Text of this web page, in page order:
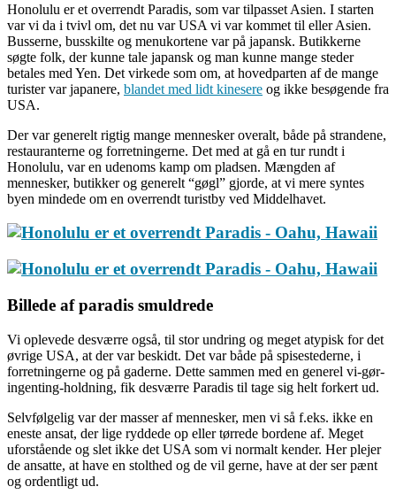
Honolulu er et overrendt Paradis, som var tilpasset Asien. I starten
var vi da i tvivl om, det nu var USA vi var kommet til eller Asien.
Busserne, busskilte og menukortene var på japansk. Butikkerne
søgte folk, der kunne tale japansk og man kunne mange steder
betales med Yen. Det virkede som om, at hovedparten af de mange
turister var japanere, blandet med lidt kinesere og ikke besøgende fra
USA.
Der var generelt rigtig mange mennesker overalt, både på strandene,
restauranterne og forretningerne. Det med at gå en tur rundt i
Honolulu, var en udenoms kamp om pladsen. Mængden af
mennesker, butikker og generelt “gøgl” gjorde, at vi mere syntes
byen mindede om en overrendt turistby ved Middelhavet.
Billede af paradis smuldrede
Vi oplevede desværre også, til stor undring og meget atypisk for det
øvrige USA, at der var beskidt. Det var både på spisestederne, i
forretningerne og på gaderne. Dette sammen med en generel vi-gør-
ingenting-holdning, fik desværre Paradis til tage sig helt forkert ud.
Selvfølgelig var der masser af mennesker, men vi så f.eks. ikke en
eneste ansat, der lige ryddede op eller tørrede bordene af. Meget
uforstående og slet ikke det USA som vi normalt kender. Her plejer
de ansatte, at have en stolthed og de vil gerne, have at der ser pænt
og ordentligt ud.